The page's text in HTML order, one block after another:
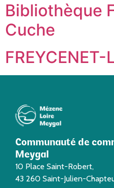
Bibliothèque
Cuche
Communauté de
Meygal
10 Place Saint-Robert,
43 260 Saint-Julien-